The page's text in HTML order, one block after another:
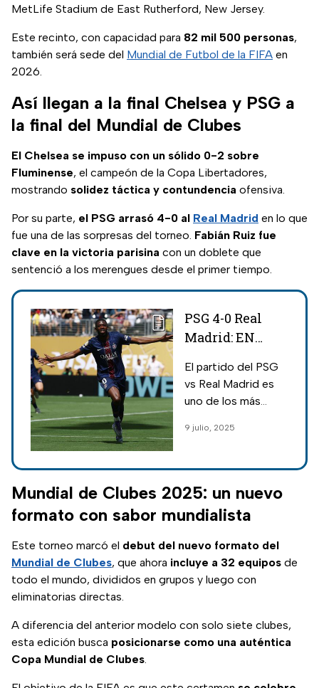
MetLife Stadium de East Rutherford, New Jersey.
Este recinto, con capacidad para 82 mil 500 personas,
también será sede del Mundial de Futbol de la FIFA en
2026.
Así llegan a la final Chelsea y PSG a
la final del Mundial de Clubes
El Chelsea se impuso con un sólido 0-2 sobre
Fluminense, el campeón de la Copa Libertadores,
mostrando solidez táctica y contundencia ofensiva.
Por su parte, el PSG arrasó 4-0 al Real Madrid en lo que
fue una de las sorpresas del torneo. Fabián Ruiz fue
clave en la victoria parisina con un doblete que
sentenció a los merengues desde el primer tiempo.
PSG 4-0 Real
Madrid: EN
de la semifinal
del Mundial de
9 de julio
El partido del PSG
vs Real Madrid es
uno de los más
Mundial de Clubes,
campeón de
Champions League
sorpresa.
9 julio, 2025
Mundial de Clubes 2025: un nuevo
formato con sabor mundialista
Este torneo marcó el debut del nuevo formato del
Mundial de Clubes, que ahora incluye a 32 equipos de
todo el mundo, divididos en grupos y luego con
eliminatorias directas.
A diferencia del anterior modelo con solo siete clubes,
esta edición busca posicionarse como una auténtica
Copa Mundial de Clubes.